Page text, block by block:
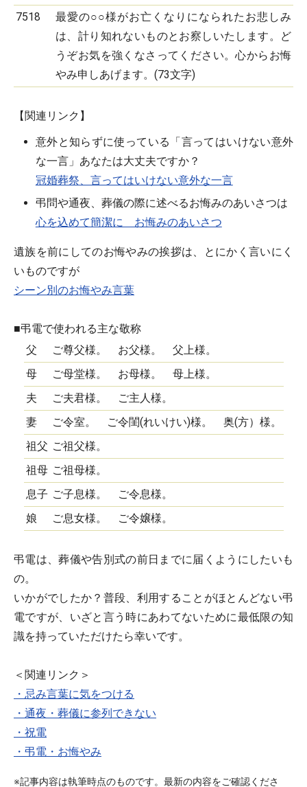
7518
最愛の○○様がお亡くなりになられたお悲しみ
は、計り知れないものとお察しいたします。ど
うぞお気を強くなさってください。心からお悔
やみ申しあげます。(73文字)
【関連リンク】
意外と知らずに使っている「言ってはいけない意外
な一言」あなたは大丈夫ですか？
冠婚葬祭、言ってはいけない意外な一言
弔問や通夜、葬儀の際に述べるお悔みのあいさつは
心を込めて簡潔に お悔みのあいさつ
遺族を前にしてのお悔やみの挨拶は、とにかく言いにく
いものですが
シーン別のお悔やみ言葉
■弔電で使われる主な敬称
父
ご尊父様。 お父様。 父上様。
母
ご母堂様。 お母様。 母上様。
夫
ご夫君様。 ご主人様。
妻
ご令室。 ご令閨(れいけい)様。 奥(方）様。
祖父 ご祖父様。
祖母 ご祖母様。
息子 ご子息様。 ご令息様。
娘
ご息女様。 ご令嬢様。
弔電は、葬儀や告別式の前日までに届くようにしたいも
の。
いかがでしたか？普段、利用することがほとんどない弔
電ですが、いざと言う時にあわてないために最低限の知
識を持っていただけたら幸いです。
＜関連リンク＞
・忌み言葉に気をつける
・通夜・葬儀に参列できない
・祝電
・弔電・お悔やみ
※記事内容は執筆時点のものです。最新の内容をご確認くださ